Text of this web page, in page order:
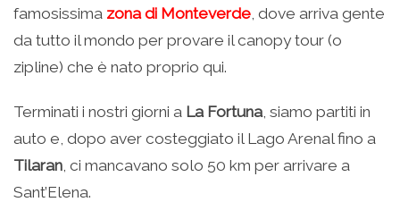
famosissima zona di Monteverde , dove arriva gente
da tutto il mondo per provare il canopy tour (o
zipline) che è nato proprio qui.
Terminati i nostri giorni a La Fortuna, siamo partiti in
auto e, dopo aver costeggiato il Lago Arenal fino a
Tilaran , ci mancavano solo 50 km per arrivare a
Sant’Elena.